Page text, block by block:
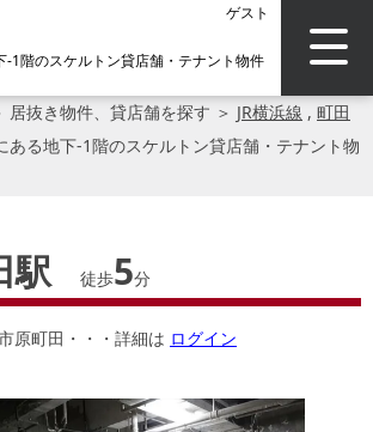
ゲスト
-1階のスケルトン貸店舗・テナント物件
居抜き物件、貸店舗を探す ＞ JR横浜線 , 町田
ある地下-1階のスケルトン貸店舗・テナント物
駅 徒歩5分
原町田・・・詳細は ログイン